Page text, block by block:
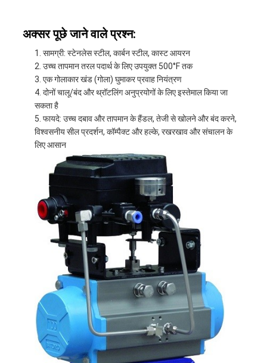
अक्सर पूछे जाने वाले प्रश्न:
सामग्री: स्टेनलेस स्टील, कार्बन स्टील, कास्ट आयरन
उच्च तापमान तरल पदार्थ के लिए उपयुक्त 500°F तक
एक गोलाकार खंड (गोला) घुमाकर प्रवाह नियंत्रण
दोनों चालू/बंद और थ्रॉटलिंग अनुप्रयोगों के लिए इस्तेमाल किया जा
सकता है
फायदे: उच्च दबाव और तापमान के हैंडल, तेजी से खोलने और बंद करने,
विश्वसनीय सील प्रदर्शन, कॉम्पैक्ट और हल्के, रखरखाव और संचालन के
लिए आसान